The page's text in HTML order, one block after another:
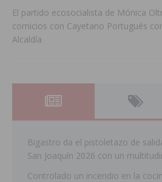
El partido ecosocialista de Mónica
comicios con Cayetano Portugués
Alcaldía
Bigastro da el pistoletazo de
San Joaquín 2026 con un
Controlado un incendio en la